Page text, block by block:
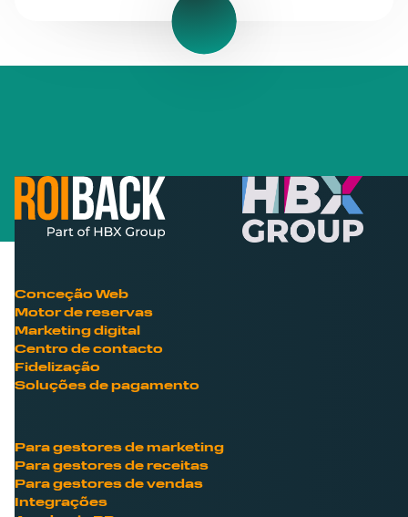
Conceção Web
Motor de reservas
Marketing digital
Centro de contacto
Fidelização
Soluções de pagamento
Para gestores de marketing
Para gestores de receitas
Para gestores de vendas
Integrações